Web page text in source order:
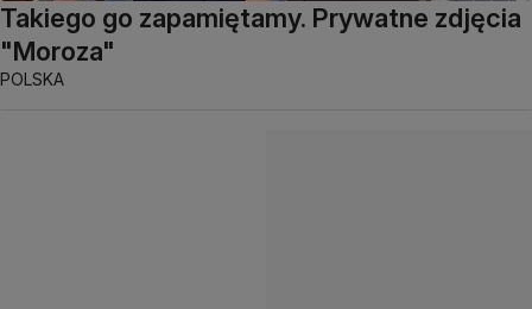
Takiego go zapamiętamy. Prywatne zdjęcia
"Moroza"
POLSKA